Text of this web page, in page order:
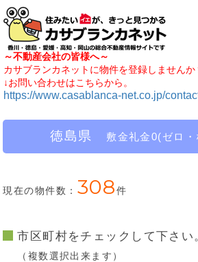
～不動産会社の皆様へ～
カサブランカネットに物件を登録しませんか
↓お問い合わせはこちらから。
https://www.casablanca-net.co.jp/
徳島県 敷金礼金0(ゼロ
現在の物件数： 308件
市区町村をチェックして下さい
（複数選択出来ます）